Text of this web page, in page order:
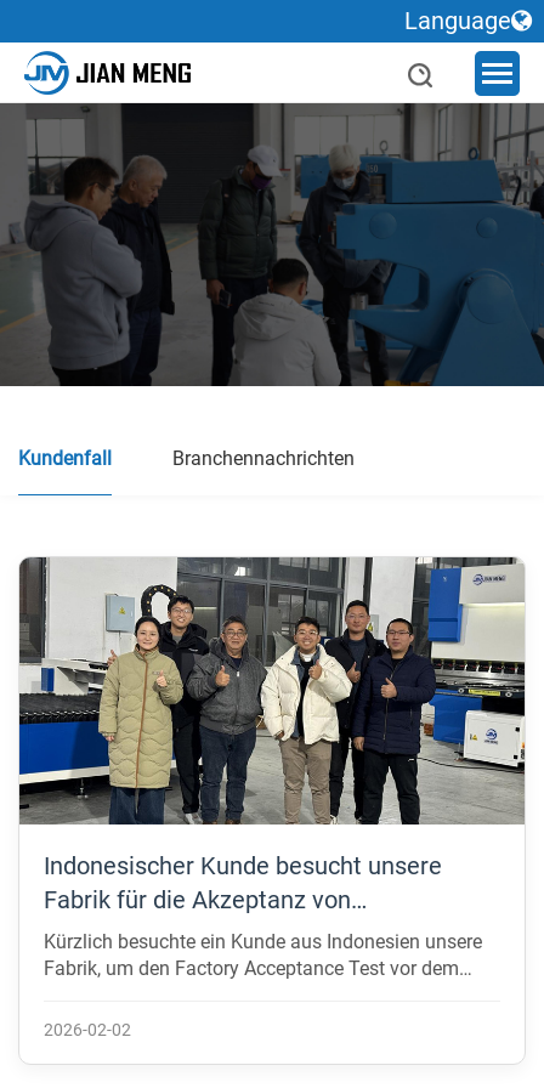
Kundenfall Branchennachrichten
Indonesischer Kunde besucht unsere
Fabrik für die Akzeptanz von
Ausrüstungen und Endbenutzer-Site-Tour
Kürzlich besuchte ein Kunde aus Indonesien unsere
Fabrik, um den Factory Acceptance Test vor dem
einschließlich einer Laserschneidmaschine, einer
2026-02-02
Language